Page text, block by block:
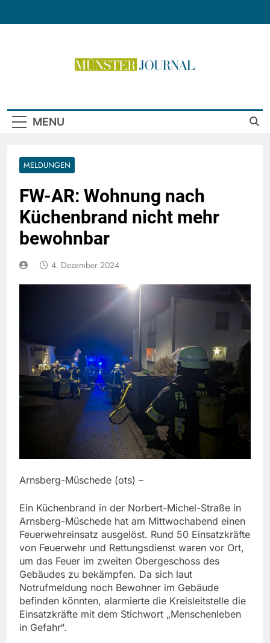
MENU
MELDUNGEN
FW-AR: Wohnung nach
Küchenbrand nicht mehr
bewohnbar
4. Dezember 2024
Arnsberg-Müschede (ots) –
Ein Küchenbrand in der Norbert-Michel-Straße in
Arnsberg-Müschede hat am Mittwochabend einen
Feuerwehreinsatz ausgelöst. Rund 50 Einsatzkräfte
von Feuerwehr und Rettungsdienst waren vor Ort,
um das Feuer im zweiten Obergeschoss des
Gebäudes zu bekämpfen. Da sich laut
Notrufmeldung noch Bewohner im Gebäude
befinden könnten, alarmierte die Kreisleitstelle die
Einsatzkräfte mit dem Stichwort „Menschenleben
in Gefahr“.